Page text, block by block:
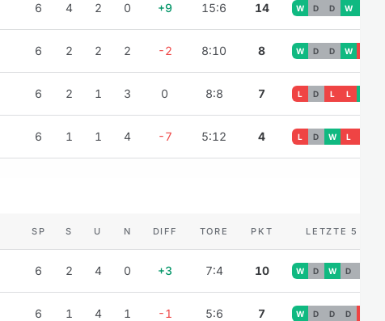
6 4 2 0 +9 15:6 14 W D D W
6 2 2 2 -2 8:10 8 W D D W
6 2 1 3 0 8:8 7 L D L L
6 1 1 4 -7 5:12 4 L D W L
SP S U N DIFF TORE PKT LETZTE 5
6 2 4 0 +3 7:4 10 W D W D
6 1 4 1 -1 5:6 7 W D D D